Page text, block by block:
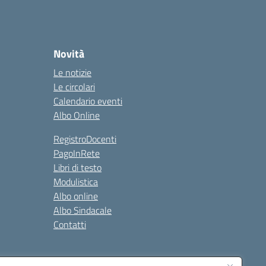
Novità
Le notizie
Le circolari
Calendario eventi
Albo Online
RegistroDocenti
PagoInRete
Libri di testo
Modulistica
Albo online
Albo Sindacale
Contatti